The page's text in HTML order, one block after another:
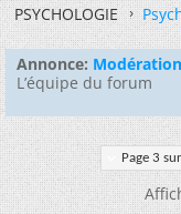
PSYCHOLOGIE
Annonce:
L’équipe du forum
Page 3